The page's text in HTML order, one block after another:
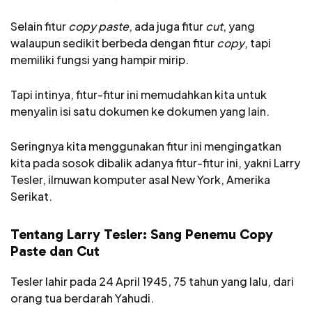
Selain fiturcopy paste, ada juga fiturcut, yang
walaupun sedikit berbeda dengan fiturcopy, tapi
memiliki fungsi yang hampir mirip.
Tapi intinya, fitur-fitur ini memudahkan kita untuk
menyalin isi satu dokumen ke dokumen yang lain.
Seringnya kita menggunakan fitur ini mengingatkan
kita pada sosok dibalik adanya fitur-fitur ini, yakni Larry
Tesler, ilmuwan komputer asal New York, Amerika
Serikat.
Tentang Larry Tesler: Sang Penemu Copy
Paste dan Cut
Tesler lahir pada 24 April 1945, 75 tahun yang lalu, dari
orang tua berdarah Yahudi.